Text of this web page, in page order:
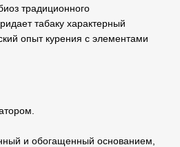
традиционного
табаку характерный
опыт курения с элементами
и обогащенный основанием,